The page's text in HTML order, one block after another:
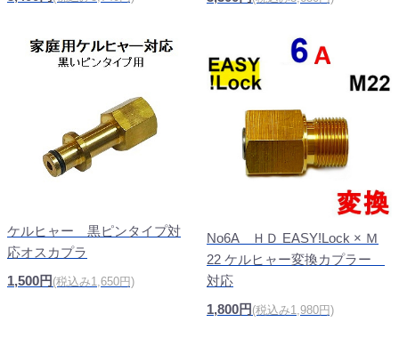
ケルヒャー 黒ピンタイプ対
応オスカプラ
1,500円 (税込み1,650円)
No6A ＨＤ EASY!Lock × Ｍ
22 ケルヒャー変換カプラー
対応
1,800円 (税込み1,980円)